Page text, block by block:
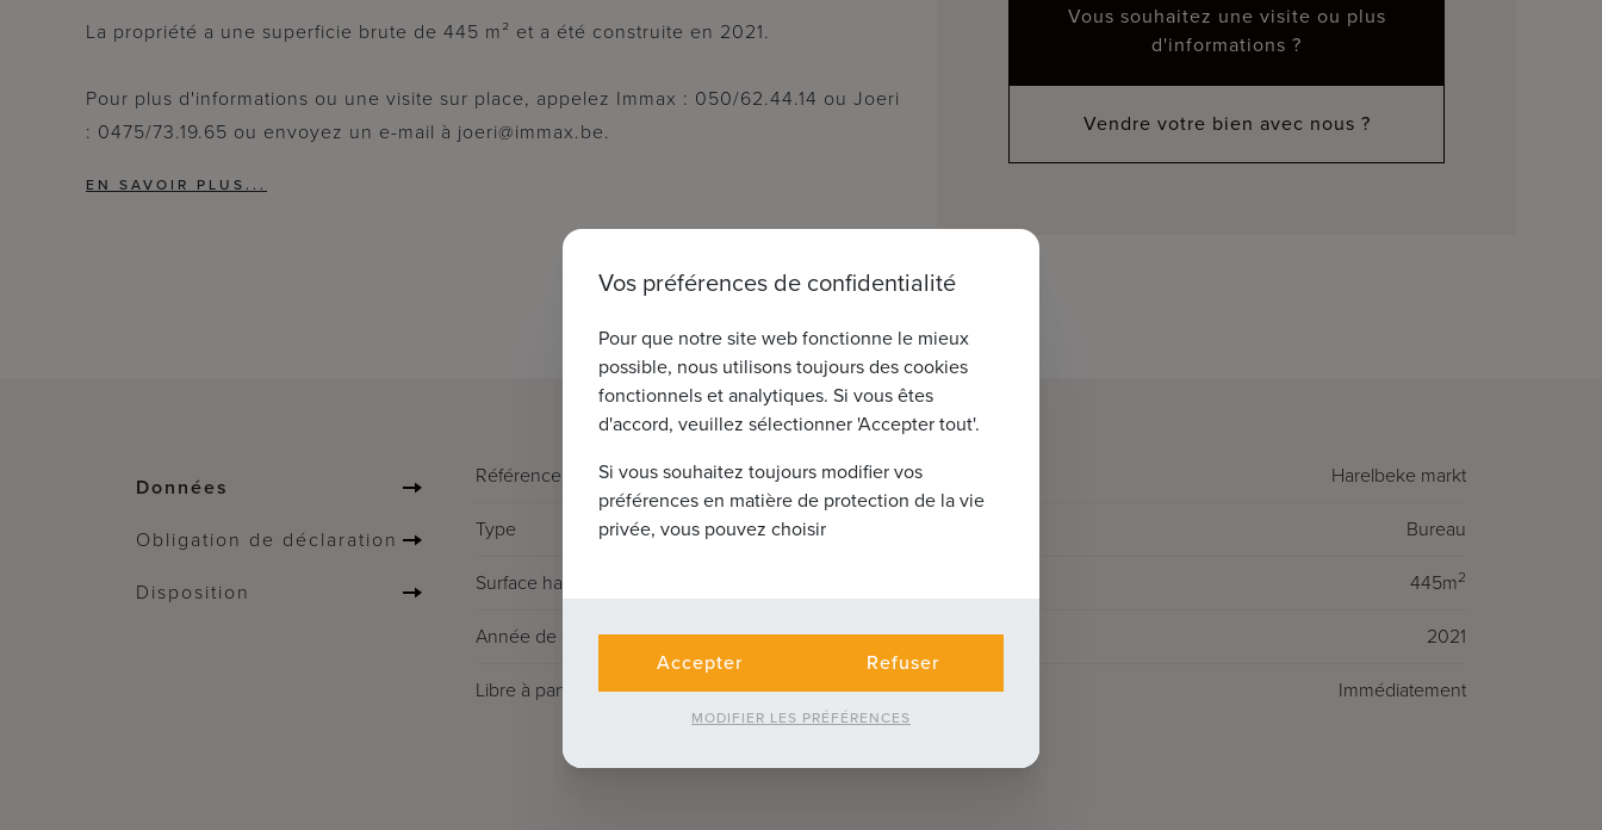
La propriété a une superficie brute de 445 m² et a été construite en 2021.
Pour plus d'informations ou une visite sur place, appelez Immax : 050/62.44.14 ou Joeri
: 0475/73.19.65 ou envoyez un e-mail à joeri@immax.be.
Vous souhaitez une visite ou plus
d'informations ?
Vendre votre bien avec nous ?
Données
Obligation de déclaration
Disposition
Référence
Harelbeke markt
Type
Bureau
Surface habitable
445m2
Année de construction
2021
Libre à partir de:
Immédiatement
Vos préférences de confidentialité
Pour que notre site web fonctionne le mieux
possible, nous utilisons toujours des cookies
fonctionnels et analytiques. Si vous êtes
d'accord, veuillez sélectionner 'Accepter tout'.
Si vous souhaitez toujours modifier vos
préférences en matière de protection de la vie
privée, vous pouvez choisir
Accepter Refuser
MODIFIER LES PRÉFÉRENCES